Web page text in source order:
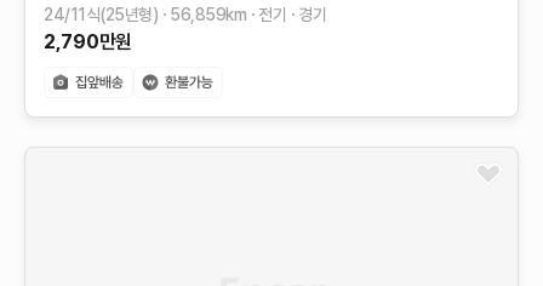
24/11식(25년형) 56,859km 전기 경기
2,790만원